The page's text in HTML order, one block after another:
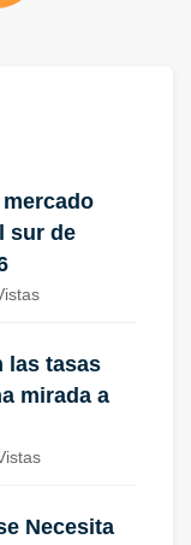
sur de
las tasas
mirada a
Necesita